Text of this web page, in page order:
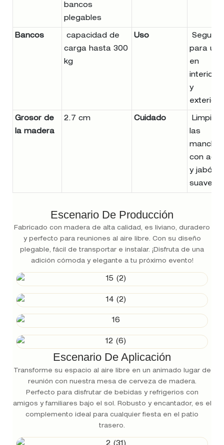
bancos
plegables
Bancos
capacidad de
carga hasta 300
kg
Uso
Seguro
para uso
en
y
Grosor de
la madera
2.7 cm Cuidado
Limpiar
las
con
y jabón
suave.
Escenario De Producción
Fabricado con madera de alta calidad, es liviano, duradero
y perfecto para reuniones al aire libre. Con su diseño
plegable, fácil de transportar e instalar. ¡Disfruta de una
adición cómoda y elegante a tu próximo evento!
Escenario De Aplicación
Transforme su espacio al aire libre en un animado lugar de
reunión con nuestra mesa de cerveza de madera.
Perfecto para disfrutar de bebidas y refrigerios con
amigos y familiares bajo el sol. Robusto y encantador, es el
complemento ideal para cualquier fiesta en el patio
trasero.